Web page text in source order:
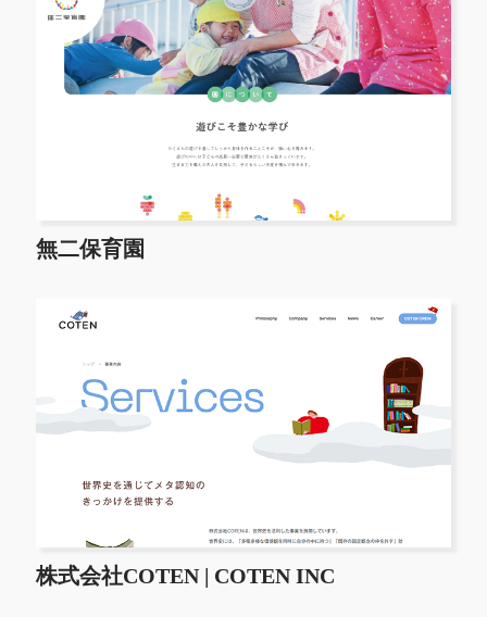
無二保育園
株式会社COTEN | COTEN INC